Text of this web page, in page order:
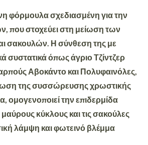
φόρμουλα σχεδιασμένη για την
που στοχεύει στη μείωση των
σακουλών . Η σύνθεση της με
συστατικά όπως άγριο Τζίντζερ
Αβοκάντο και Πολυφαινόλες,
της συσσώρευσης χρωστικής
ομογενοποιεί την επιδερμίδα
κύκλους και τις σακούλες
λάμψη και φωτεινό βλέμμα